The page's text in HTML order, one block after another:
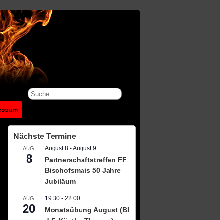
Nächste Termine
AUG.
8
August 8 -August 9
Partnerschaftstreffen FF
Bischofsmais 50 Jahre
Jubiläum
AUG.
20
19:30 - 22:00
Monatsübung August (BI